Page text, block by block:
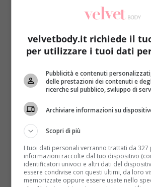
Partendo da questo presupposto,
cominciato a chiedersi cosa fare
questo lento ma inesorabile
soluzioni che si trovano
sperimentazione(LEGGI ANCHE:
UNA PUNTURA LOMBARE COME
PROTOCOLLO EFFICACE)si
farmaco, ovvero l’Aducanumab. I
giudicati “incoraggianti”, sono stati
all’interno della rivista scientifica
tratta di un anticorpo
al sistema immunitario
riconoscere le placche della
combatterle . Risultati più che
velvetbody.it richiede il
per utilizzare i tuoi dati
Pubblicità e contenuti
delle prestazioni dei contenuti e
ricerche sul pubblico, sviluppo di
Archiviare informazioni su
Scopri di più
I tuoi dati personali verranno trattati da 327
informazioni raccolte dal tuo dispositivo
identificatori univoci e altri dati del
essere condivise con questi ultimi, da loro
memorizzate oppure essere usate nello